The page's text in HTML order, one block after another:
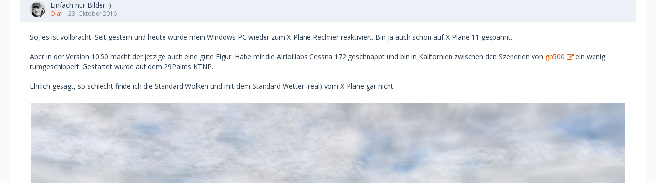
Einfach nur Bilder :)
Olaf 23. Oktober 2016
So, es ist vollbracht. Seit gestern und heute wurde mein Windows PC wieder zum X-Plane Rechner reaktiviert. Bin ja auch schon auf X-Plane 11 gespannt.
Aber in der Version 10.50 macht der jetzige auch eine gute Figur. Habe mir die Airfoillabs Cessna 172 geschnappt und bin in Kalifornien zwischen den Szenerien von gb500
ein wenig
rumgeschippert. Gestartet wurde auf dem 29Palms KTNP.
Ehrlich gesagt, so schlecht finde ich die Standard Wolken und mit dem Standard Wetter (real) vom X-Plane gar nicht.